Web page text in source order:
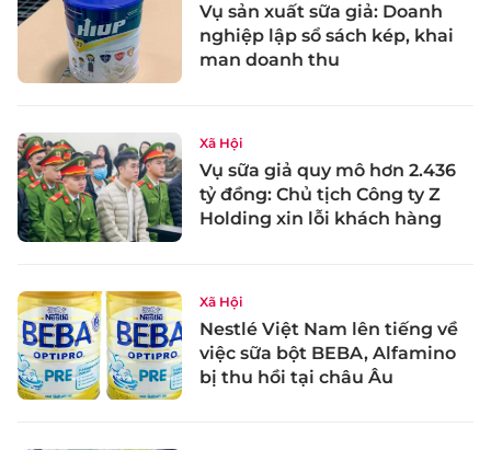
Vụ sản xuất sữa giả: Doanh
nghiệp lập sổ sách kép, khai
man doanh thu
Xã Hội
Vụ sữa giả quy mô hơn 2.436
tỷ đồng: Chủ tịch Công ty Z
Holding xin lỗi khách hàng
Xã Hội
Nestlé Việt Nam lên tiếng về
việc sữa bột BEBA, Alfamino
bị thu hồi tại châu Âu